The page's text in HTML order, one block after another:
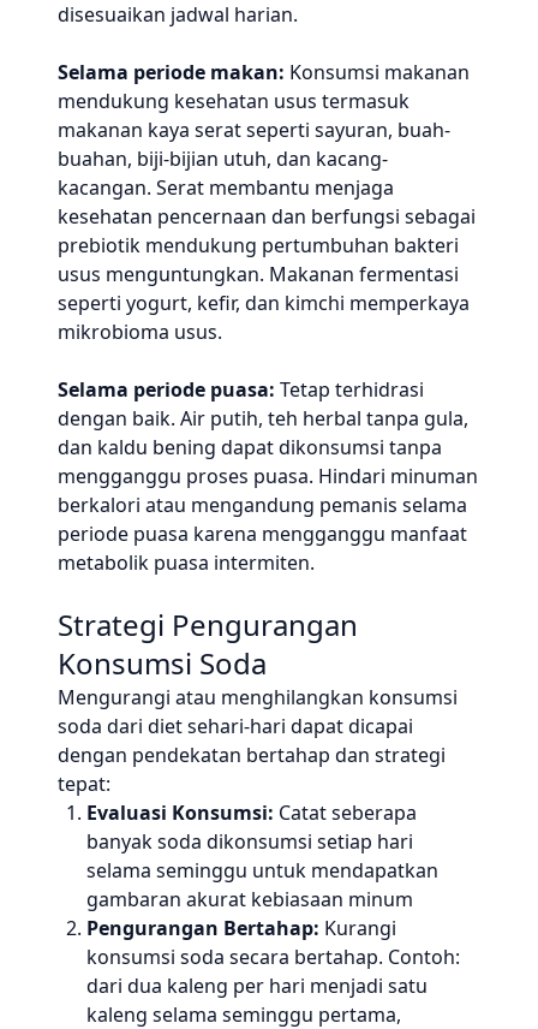
disesuaikan jadwal harian.
Selama periode makan: Konsumsi makanan
mendukung kesehatan usus termasuk
makanan kaya serat seperti sayuran, buah-
buahan, biji-bijian utuh, dan kacang-
kacangan. Serat membantu menjaga
kesehatan pencernaan dan berfungsi sebagai
prebiotik mendukung pertumbuhan bakteri
usus menguntungkan. Makanan fermentasi
seperti yogurt, kefir, dan kimchi memperkaya
mikrobioma usus.
Selama periode puasa: Tetap terhidrasi
dengan baik. Air putih, teh herbal tanpa gula,
dan kaldu bening dapat dikonsumsi tanpa
mengganggu proses puasa. Hindari minuman
berkalori atau mengandung pemanis selama
periode puasa karena mengganggu manfaat
metabolik puasa intermiten.
Strategi Pengurangan
Konsumsi Soda
Mengurangi atau menghilangkan konsumsi
soda dari diet sehari-hari dapat dicapai
dengan pendekatan bertahap dan strategi
tepat:
Evaluasi Konsumsi: Catat seberapa
banyak soda dikonsumsi setiap hari
selama seminggu untuk mendapatkan
gambaran akurat kebiasaan minum
Pengurangan Bertahap: Kurangi
konsumsi soda secara bertahap. Contoh:
dari dua kaleng per hari menjadi satu
kaleng selama seminggu pertama,